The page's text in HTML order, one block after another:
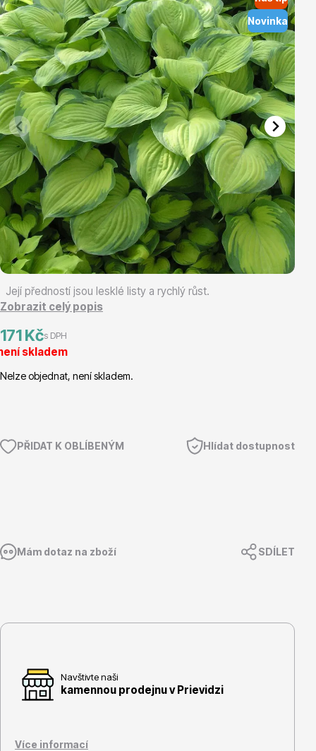
Vřesovištní rostliny
Vánoční stromky v květináčích a řezané
Magnólie
Novinka
Její předností jsou lesklé listy a rychlý růst.
Zobrazit celý popis
171 Kčs DPH
skladem
Nelze objednat, není skladem.
PŘIDAT K OBLÍBENÝM Hlídat dostupnost
Mám dotaz na zboží SDÍLET
Navštivte naši
kamennou prodejnu v Prievidzi
Více informací